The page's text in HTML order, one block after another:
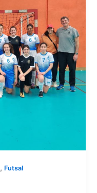
, Futsal